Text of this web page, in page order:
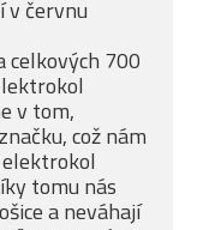
v červnu
celkových 700
v tom,
což nám
tomu nás
a neváhají